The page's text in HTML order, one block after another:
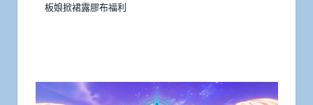
板娘掀裙露膠布福利